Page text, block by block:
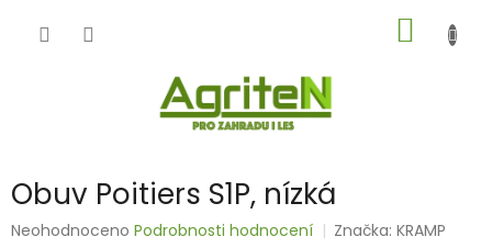
KOŠÍK
Obuv Poitiers S1P, nízká
Průměrné
Neohodnoceno Podrobnosti hodnocení Značka:KRAMP